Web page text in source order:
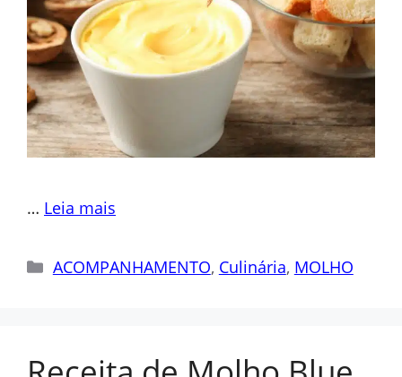
… Leia mais
Categorias
ACOMPANHAMENTO, Culinária, MOLHO